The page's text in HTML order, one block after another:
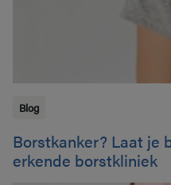
Blog
Borstkanker? Laat je
erkende borstkliniek